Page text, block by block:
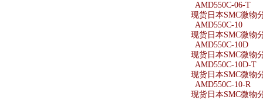
AMD550C-06-T
现货日本SMC微物
AMD550C-10
现货日本SMC微物
AMD550C-10D
现货日本SMC微物
AMD550C-10D-T
现货日本SMC微物
AMD550C-10-R
现货日本SMC微物